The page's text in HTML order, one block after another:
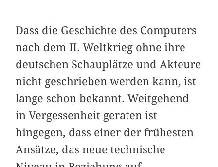
Dass die Geschichte des Computers
nach dem II. Weltkrieg ohne ihre
deutschen Schauplätze und Akteure
nicht geschrieben werden kann, ist
lange schon bekannt. Weitgehend
in Vergessenheit geraten ist
hingegen, dass einer der frühesten
Ansätze, das neue technische